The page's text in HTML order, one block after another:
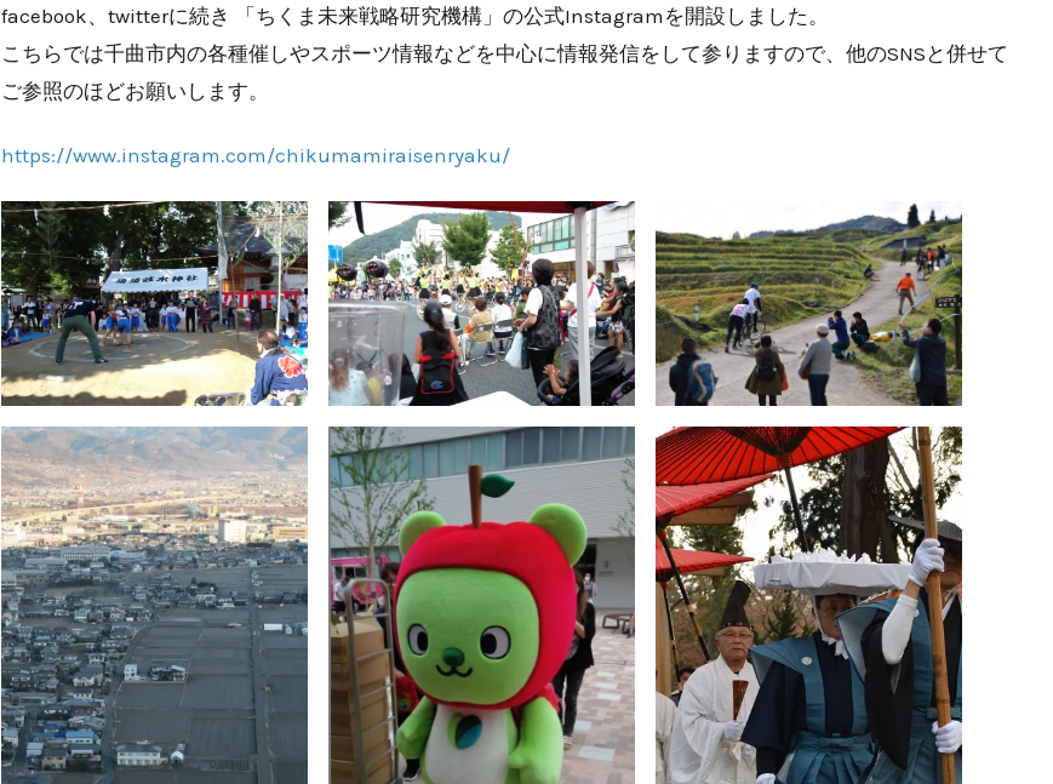
facebook、twitterに続き 「ちくま未来戦略研究機構」の公式Instagramを開設しました。
こちらでは千曲市内の各種催しやスポーツ情報などを中心に情報発信をして参りますので、他のSNSと併せて
ご参照のほどお願いします。
https://www.instagram.com/chikumamiraisenryaku/